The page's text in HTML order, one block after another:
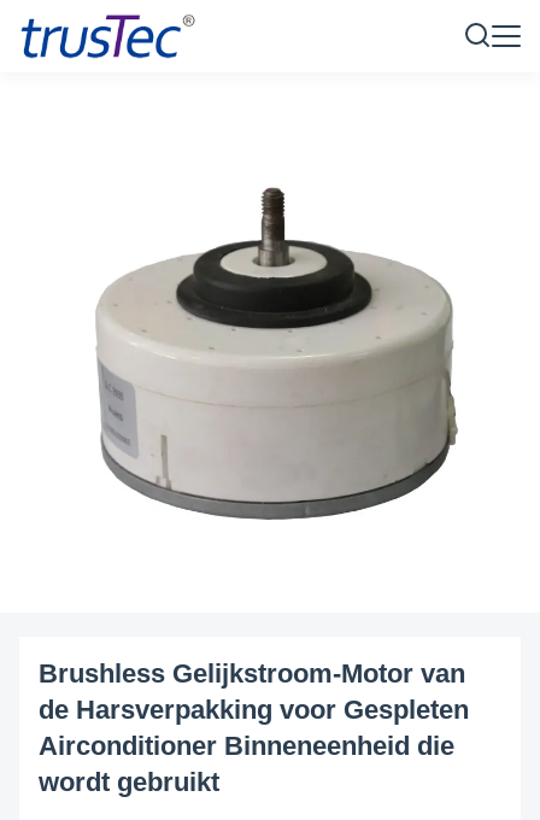
Brushless Gelijkstroom-Motor van
de Harsverpakking voor Gespleten
Airconditioner Binneneenheid die
wordt gebruikt